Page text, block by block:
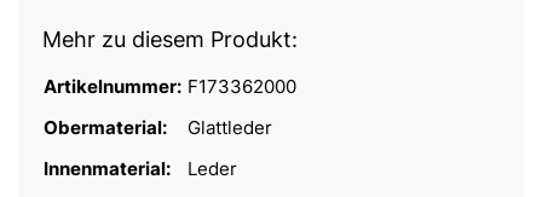
Mehr zu diesem Produkt:
Artikelnummer: F173362000
Obermaterial:
Glattleder
Innenmaterial:
Leder